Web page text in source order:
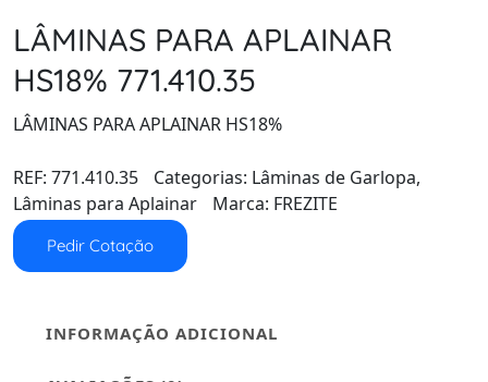
LÂMINAS PARA APLAINAR
HS18% 771.410.35
LÂMINAS PARA APLAINAR HS18%
REF: 771.410.35 Categorias: Lâminas de Garlopa,
Lâminas para Aplainar
Marca: FREZITE
Pedir Cotação
INFORMAÇÃO ADICIONAL